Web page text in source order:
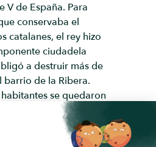
V de España. Para
conservaba el
catalanes, el rey hizo
ciudadela
a destruir más de
barrio de la Ribera.
se quedaron
realojados en
la ciudadela fue
en 1868, el